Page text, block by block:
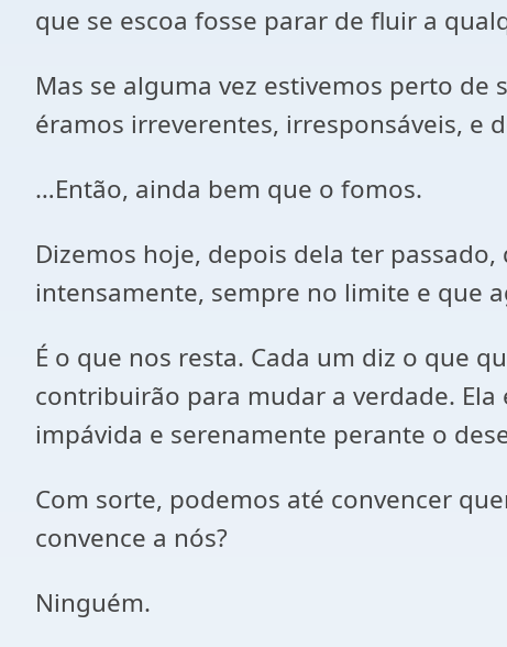
que se escoa fosse parar de fluir a
Mas se alguma vez estivemos perto
éramos irreverentes, irresponsáveis, e
…Então, ainda bem que o fomos.
Dizemos hoje, depois dela ter
intensamente, sempre no limite e que
É o que nos resta. Cada um diz o que
contribuirão para mudar a verdade.
impávida e serenamente perante o
Com sorte, podemos até convencer
convence a nós?
Ninguém.